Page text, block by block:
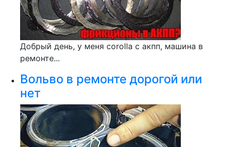
Добрый день, у меня corolla c акпп, машина в
ремонте...
Вольво в ремонте дорогой или
нет